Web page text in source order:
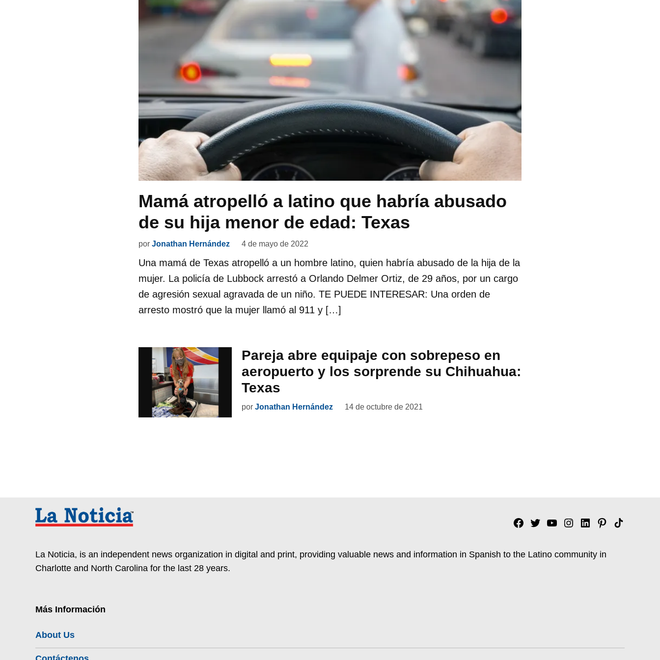
Mamá atropelló a latino que habría abusado
de su hija menor de edad: Texas
por Jonathan Hernández 4 de mayo de 2022
Una mamá de Texas atropelló a un hombre latino, quien habría abusado de la hija de la
mujer. La policía de Lubbock arrestó a Orlando Delmer Ortiz, de 29 años, por un cargo
de agresión sexual agravada de un niño. TE PUEDE INTERESAR: Una orden de
arresto mostró que la mujer llamó al 911 y […]
Pareja abre equipaje con sobrepeso en
aeropuerto y los sorprende su Chihuahua:
Texas
por Jonathan Hernández 14 de octubre de 2021
Facebook
TwitterYouTubeInstagram
Linkedin
Pinterest
Tik
La Noticia, is an independent news organization in digital and print, providing valuable news and information in Spanish to the Latino community in
Charlotte and North Carolina for the last 28 years.
Más Información
About Us